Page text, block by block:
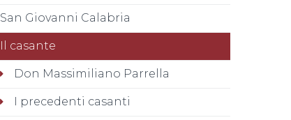
San Giovanni Calabria
Il casante
Don Massimiliano Parrella
I precedenti casanti